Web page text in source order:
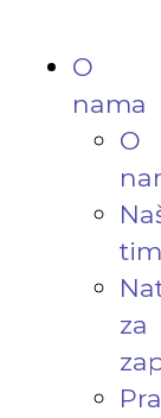
O
nama
O
tim
za